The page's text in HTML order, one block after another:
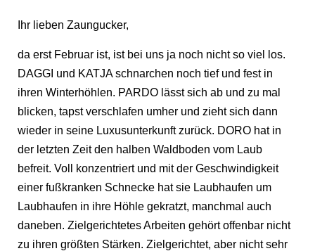
Ihr lieben Zaungucker,
da erst Februar ist, ist bei uns ja noch nicht so viel los.
DAGGI und KATJA schnarchen noch tief und fest in
ihren Winterhöhlen. PARDO lässt sich ab und zu mal
blicken, tapst verschlafen umher und zieht sich dann
wieder in seine Luxusunterkunft zurück. DORO hat in
der letzten Zeit den halben Waldboden vom Laub
befreit. Voll konzentriert und mit der Geschwindigkeit
einer fußkranken Schnecke hat sie Laubhaufen um
Laubhaufen in ihre Höhle gekratzt, manchmal auch
daneben. Zielgerichtetes Arbeiten gehört offenbar nicht
zu ihren größten Stärken. Zielgerichtet, aber nicht sehr